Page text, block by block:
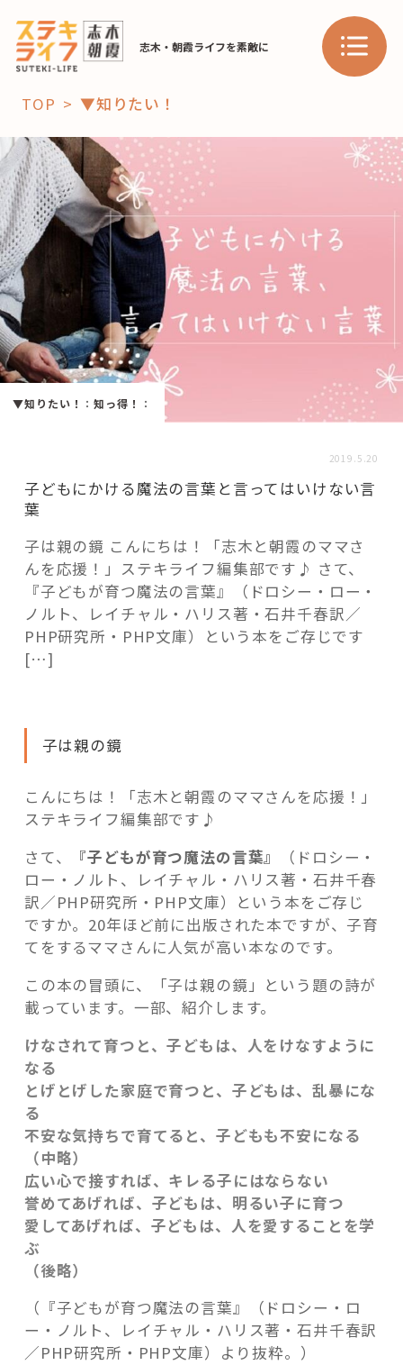
志木・朝霞ライフを素敵に
「コト」
子育て
おすすめ
スポット 学び・教育
「場」
HAREL 活用事例
「モノ」
fleXe リノベ事例
「ひと」
これからの暮らし 住み替え相談
記事検索
TOP ▼知りたい！
▼知りたい！ ：知っ得！ ：
2019.5.20
子どもにかける魔法の言葉と言ってはいけない言
葉
子は親の鏡 こんにちは！「志木と朝霞のママさ
んを応援！」ステキライフ編集部です♪ さて、
『子どもが育つ魔法の言葉』（ドロシー・ロー・
ノルト、レイチャル・ハリス著・石井千春訳／
PHP研究所・PHP文庫）という本をご存じです
[…]
子は親の鏡
こんにちは！「志木と朝霞のママさんを応援！」
ステキライフ編集部です♪
さて、
『子どもが育つ魔法の言葉』
（ドロシー・
ロー・ノルト、レイチャル・ハリス著・石井千春
訳／PHP研究所・PHP文庫）という本をご存じ
ですか。20年ほど前に出版された本ですが、子育
てをするママさんに人気が高い本なのです。
この本の冒頭に、「子は親の鏡」という題の詩が
載っています。一部、紹介します。
けなされて育つと、子どもは、人をけなすように
なる
とげとげした家庭で育つと、子どもは、乱暴にな
る
不安な気持ちで育てると、子どもも不安になる
（中略）
広い心で接すれば、キレる子にはならない
誉めてあげれば、子どもは、明るい子に育つ
愛してあげれば、子どもは、人を愛することを学
ぶ
（後略）
（『子どもが育つ魔法の言葉』（ドロシー・ロ
ー・ノルト、レイチャル・ハリス著・石井千春訳
／PHP研究所・PHP文庫）より抜粋。）